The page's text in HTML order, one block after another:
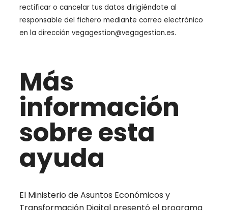
rectificar o cancelar tus datos dirigiéndote al
responsable del fichero mediante correo electrónico
en la dirección vegagestion@vegagestion.es.
Más
información
sobre esta
ayuda
El Ministerio de Asuntos Económicos y